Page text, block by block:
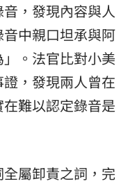
，發現內容與人
中親口坦承與阿
。法官比對小美
，發現兩人曾在
難以認定錄音是
屬卸責之詞，完